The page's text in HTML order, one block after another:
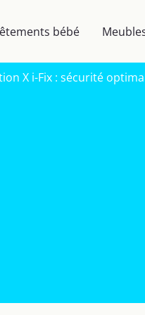
bébé
X i-Fix : sécurité